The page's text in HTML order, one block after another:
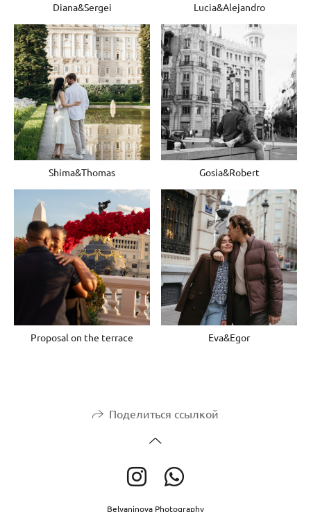
Diana&Sergei Lucia&Alejandro
Shima&Thomas Gosia&Robert
Proposal on the terrace Eva&Egor
Поделиться ссылкой
Belyaninova Photography